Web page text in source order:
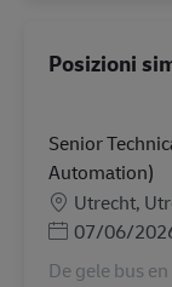
Posizioni
Senior
Automation)
SedeUtrecht,
Posted Date
07/06/
De gele bus